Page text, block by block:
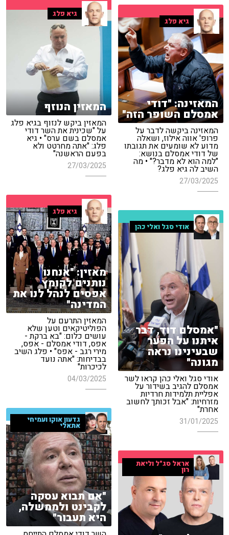
גיא פלג
המאזין הנוזף
המאזין ביקש לנזוף בגיא פלג
על "שכינית את השר דודי
אמסלם בשם ערס" • גיא
פלג: "אתה מחרטט ולא
בפעם הראשנה"
27/03/2025
גיא פלג
המאזינה: "דודי
אמסלם השופר הזה"
המאזינה ביקשה לדבר על
פרופ' אווה אילוז, ושאלה
מדוע לא שומעים את תגובתו
של דודי אמסלם בנושא:
"למה הוא לא מדבר?" • מה
השיב לה גיא פלג?
27/03/2025
גיא פלג
מאזין: "אנחנו
נותנים לקומץ
אפסים לנהל לנו את
המדינה"
המאזין התרעם על
הפוליטיקאים וטען שלא
עושים כלום: "בא ברקת -
אפס, דודי אמסלם - אפס,
מירי רגב - אפס" • פלג השיב
בבדיחות: "אתה נועד
לכיכרות"
04/03/2025
אודי סגל ואלי כהן
"אמסלם דוד, דבר
איתנו על הפער
שבעינינו נראה
מגונה"
אודי סגל ואלי כהן קראו לשר
אמסלם להגיב בשידור על
אפליית תלמידות חרדיות
מזרחיות: "אבל זכותך לחשוב
אחרת"
31/01/2025 גדעון אוקו ועמיחי
אתאלי
"אם תבוא עסקה
לקבינט ולממשלה,
היא תעבור"
אראל סג"ל וליאת
רון